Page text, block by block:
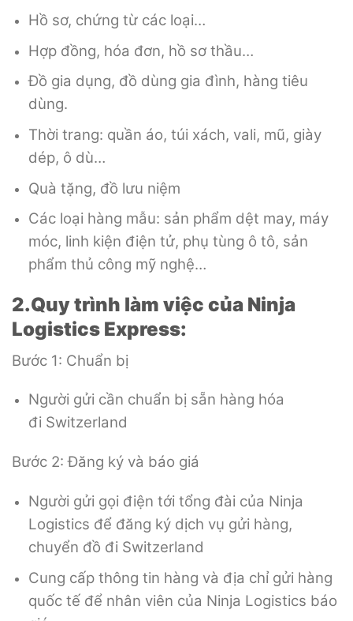
Hồ sơ, chứng từ các loại…
Hợp đồng, hóa đơn, hồ sơ thầu…
Đồ gia dụng, đồ dùng gia đình, hàng tiêu
dùng.
Thời trang: quần áo, túi xách, vali, mũ, giày
dép, ô dù…
Quà tặng, đồ lưu niệm
Các loại hàng mẫu: sản phẩm dệt may, máy
móc, linh kiện điện tử, phụ tùng ô tô, sản
phẩm thủ công mỹ nghệ…
2.Quy trình làm việc của Ninja
Logistics Express:
Bước 1: Chuẩn bị
Người gửi cần chuẩn bị sẵn hàng hóa
đi Switzerland
Bước 2: Đăng ký và báo giá
Người gửi gọi điện tới tổng đài của Ninja
Logistics để đăng ký dịch vụ gửi hàng,
chuyển đồ đi Switzerland
Cung cấp thông tin hàng và địa chỉ gửi hàng
quốc tế để nhân viên của Ninja Logistics báo